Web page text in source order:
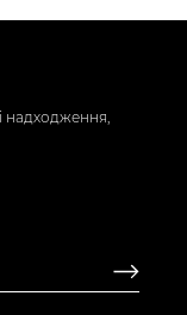
надходження,